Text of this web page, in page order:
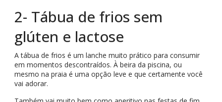
2- Tábua de frios sem
glúten e lactose
A tábua de frios é um lanche muito prático para consumir
em momentos descontraídos. À beira da piscina, ou
mesmo na praia é uma opção leve e que certamente você
vai adorar.